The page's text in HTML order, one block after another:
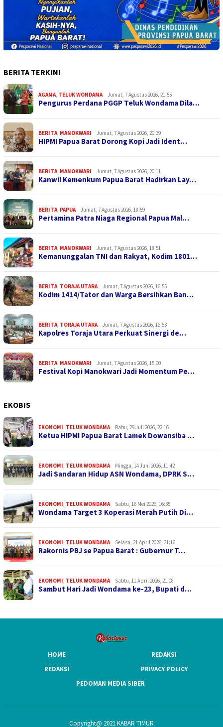
BERITA TERKINI
AGAMA, TELUK WONDAMA Jumat, 7 Agustus 2026, 21:55
Pengurus Perdana PGGP Teluk Wondama Dila…
BERITA, MANOKWARI Jumat, 7 Agustus 2026, 20:39
HIPMI Papua Barat Dorong Kopi Jadi Ident…
BERITA, MANOKWARI Jumat, 7 Agustus 2026, 20:11
Kanwil Kemenkum Papua Barat Hadirkan Lay…
BERITA, PAPUA Jumat, 7 Agustus 2026, 18:59
Pertamina Patra Niaga Regional Papua Mal…
BERITA, MANOKWARI Jumat, 7 Agustus 2026, 18:51
Kemanunggalan TNI dan Rakyat, Kodim 1801…
BERITA, TORAJA UTARA Jumat, 7 Agustus 2026, 16:55
Kodim 1414/Tator dan Warga Bersihkan Ban…
BERITA, TORAJA UTARA Jumat, 7 Agustus 2026, 16:53
Kapolres Toraja Utara Perkuat Sinergi de…
BERITA, MANOKWARI Jumat, 7 Agustus 2026, 15:00
Festival Kopi Manokwari Jadi Momentum Pe…
EKOBIS
EKONOMI, TELUK WONDAMA Rabu, 29 Juli 2026, 22:16
Ketua HIPMI Papua Barat Lamek Dowansiba …
EKONOMI, TELUK WONDAMA Minggu, 14 Juni 2026, 11:42
Jadi Sandaran Hidup ASN Wondama, DPRK S…
EKONOMI, TELUK WONDAMA Sabtu, 16 Mei 2026, 16:35
Wondama Target 3 Koperasi Merah Putih Di…
EKONOMI, TELUK WONDAMA Selasa, 21 April 2026, 21:16
Rakornis PBJ se Papua Barat : Gubernur T…
EKONOMI, TELUK WONDAMA Sabtu, 11 April 2026, 21:08
Sambut Hari Jadi Wondama ke-23, Bupati d…
HOME
REDAKSI
REDAKSI
PRIVACY POLICY
PEDOMAN MEDIA SIBER
Copyright@ 2021 KABAR TIMUR